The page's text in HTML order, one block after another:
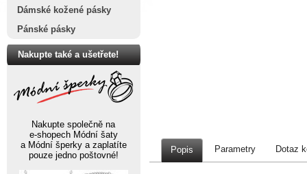
Dámské kožené pásky
Pánské pásky
Nakupte také a ušetřete!
Nakupte společně na
e-shopech Módní šaty
a Módní šperky a zaplatíte
pouze jedno poštovné!
Popis Parametry Dotaz